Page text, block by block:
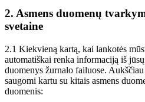
2. Asmens duomenų
svetaine
2.1 Kiekvieną kartą, kai lankotės
automatiškai renka informaciją iš
duomenys žurnalo failuose.
saugomi kartu su kitais asmens
duomenis: